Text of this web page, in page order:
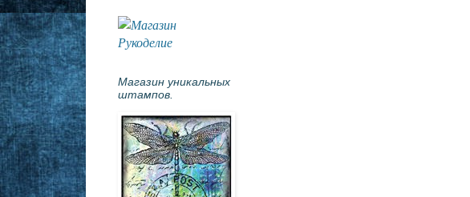
Магазин уникальных
штампов.